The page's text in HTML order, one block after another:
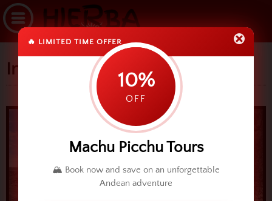
🔥 LIMITED TIME OFFER
10%
OFF
Machu Picchu Tours
🏔️ Book now and save on an unforgettable
Andean adventure
Informacion Turistica